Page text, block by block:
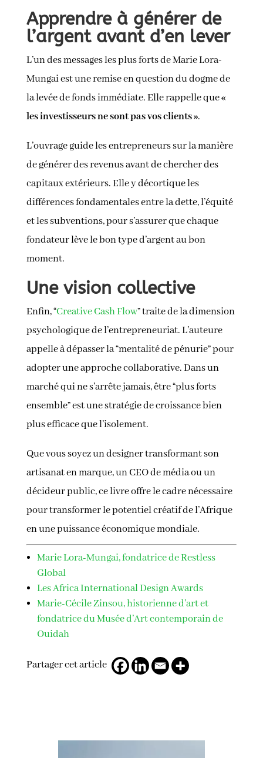
Apprendre à générer de
l’argent avant d’en lever
L’un des messages les plus forts de Marie Lora-
Mungai est une remise en question du dogme de
la levée de fonds immédiate. Elle rappelle que«
les investisseurs ne sont pas vos clients ».
L’ouvrage guide les entrepreneurs sur la manière
de générer des revenus avant de chercher des
capitaux extérieurs. Elle y décortique les
différences fondamentales entre la dette, l’équité
et les subventions, pour s’assurer que chaque
fondateur lève le bon type d’argent au bon
moment.
Une vision collective
Enfin, “Creative Cash Flow” traite de la dimension
psychologique de l’entrepreneuriat. L’auteure
appelle à dépasser la “mentalité de pénurie” pour
adopter une approche collaborative. Dans un
marché qui ne s’arrête jamais, être “plus forts
ensemble” est une stratégie de croissance bien
plus efficace que l’isolement.
Que vous soyez un designer transformant son
artisanat en marque, un CEO de média ou un
décideur public, ce livre offre le cadre nécessaire
pour transformer le potentiel créatif de l’Afrique
en une puissance économique mondiale.
Marie Lora-Mungai, fondatrice de Restless
Global
Les Africa International Design Awards
Marie-Cécile Zinsou, historienne d’art et
fondatrice du Musée d’Art contemporain de
Ouidah
Partager cet article